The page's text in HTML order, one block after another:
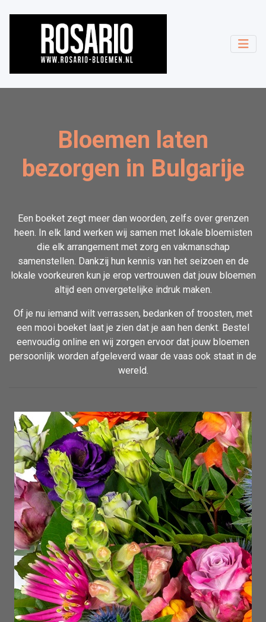
Bloemen laten
bezorgen in Bulgarije
Een boeket zegt meer dan woorden, zelfs over grenzen
heen. In elk land werken wij samen met lokale bloemisten
die elk arrangement met zorg en vakmanschap
samenstellen. Dankzij hun kennis van het seizoen en de
lokale voorkeuren kun je erop vertrouwen dat jouw bloemen
altijd een onvergetelijke indruk maken.
Of je nu iemand wilt verrassen, bedanken of troosten, met
een mooi boeket laat je zien dat je aan hen denkt. Bestel
eenvoudig online en wij zorgen ervoor dat jouw bloemen
persoonlijk worden afgeleverd waar de vaas ook staat in de
wereld.